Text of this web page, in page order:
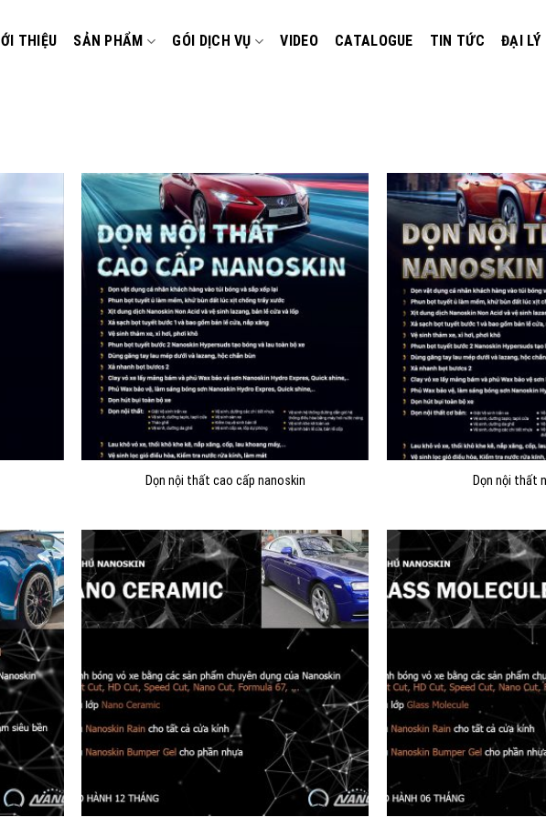
THIỆU SẢN PHẨM GÓI DỊCH VỤ VIDEO CATALOGUE TIN TỨC ĐẠI LÝ
Dọn nội thất cao cấp nanoskin Dọn nội thất